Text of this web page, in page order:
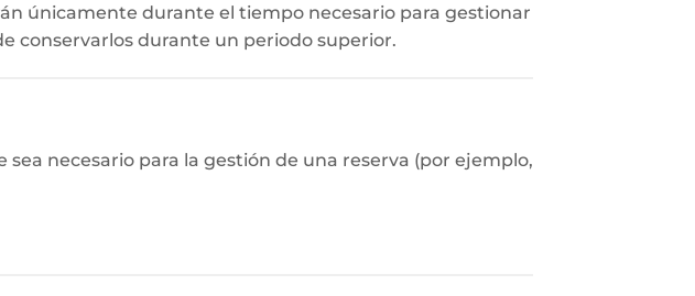
únicamente durante el tiempo necesario para gestionar
conservarlos durante un periodo superior.
necesario para la gestión de una reserva (por ejemplo,